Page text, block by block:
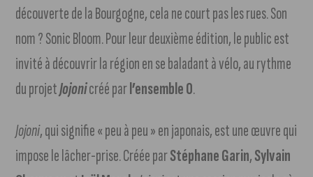
découverte de la Bourgogne, cela ne court pas les rues. Son
nom ? Sonic Bloom. Pour leur deuxième édition, le public est
invité à découvrir la région en se baladant à vélo, au rythme
du projetJojonicréé parl’ensemble 0.
Jojoni, qui signifie « peu à peu » en japonais, est une œuvre qui
impose le lâcher-prise. Créée parStéphane Garin,Sylvain